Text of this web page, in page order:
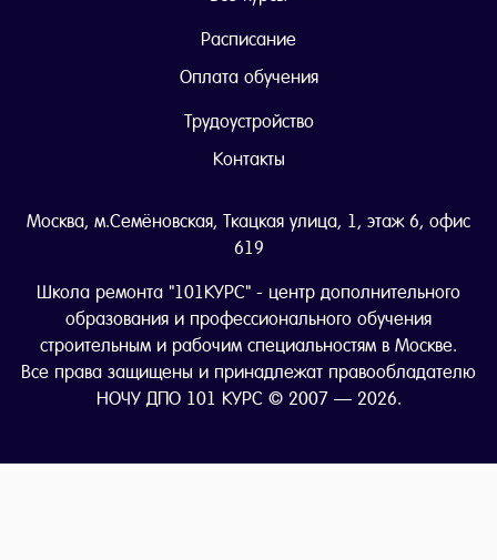
Расписание
Оплата обучения
Трудоустройство
Контакты
Москва, м.Семёновская, Ткацкая улица, 1, этаж 6, офис
619
Школа ремонта "101КУРС" - центр дополнительного
образования и профессионального обучения
строительным и рабочим специальностям в Москве.
Все права защищены и принадлежат правообладателю
НОЧУ ДПО 101 КУРС © 2007 — 2026.